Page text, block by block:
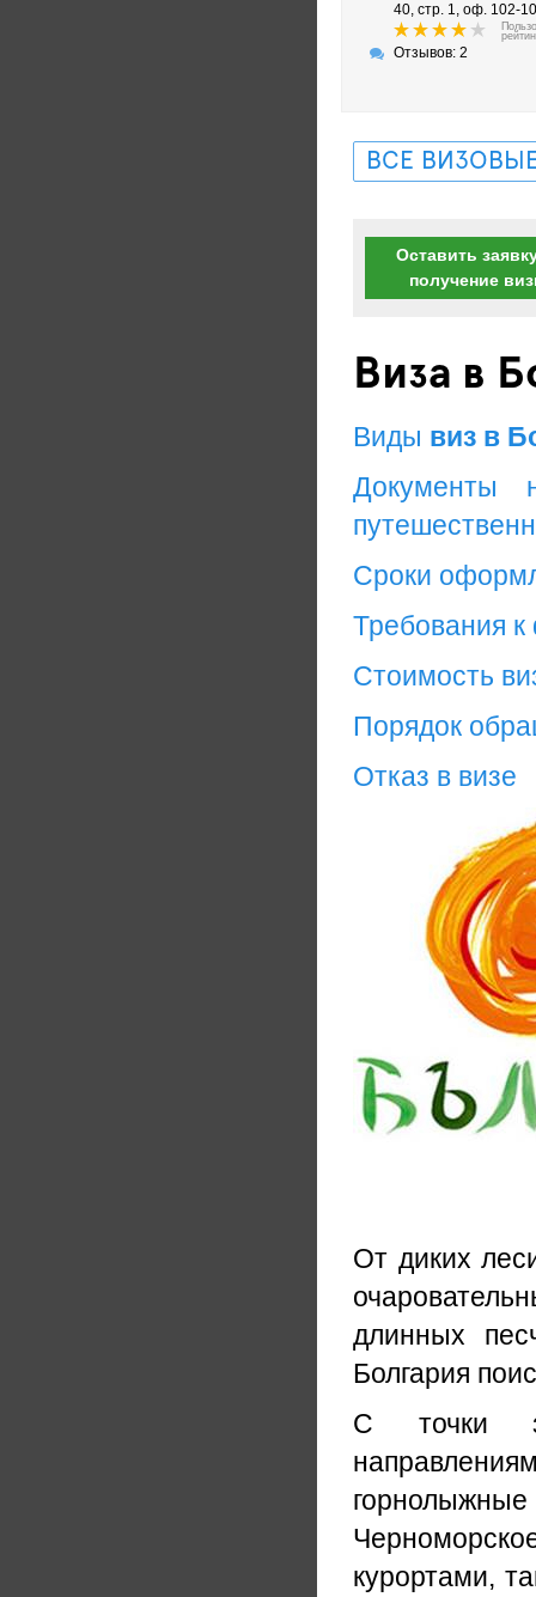
40, стр. 1, оф. 102-
Отзывов: 2
ВСЕ
Оставить
получение
Виза в
Виды виз в
Сроки
Требования к
Стоимость
Порядок
Отказ в визе
От диких
длинных
Болгария
С точки
курортами,